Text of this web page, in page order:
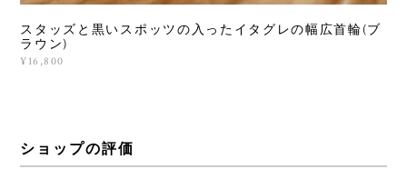
スタッズと黒いスポッツの入ったイタグレの幅広首輪(ブ
ラウン)
¥16,800
ショップの評価